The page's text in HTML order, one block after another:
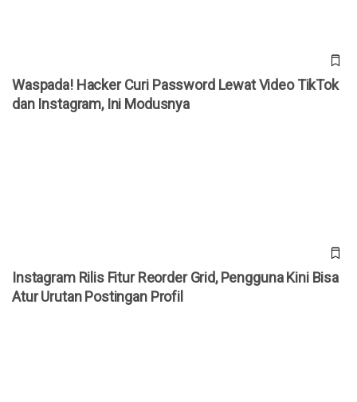
Waspada! Hacker Curi Password Lewat Video TikTok
dan Instagram, Ini Modusnya
Instagram Rilis Fitur Reorder Grid, Pengguna Kini Bisa
Atur Urutan Postingan Profil